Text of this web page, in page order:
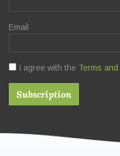
Email
I agree with the Terms